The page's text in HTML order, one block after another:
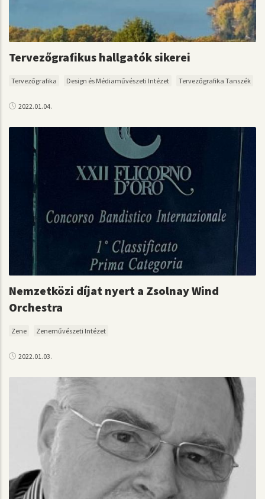
Tervezőgrafikus hallgatók sikerei
Tervezőgrafika Design és Médiaművészeti Intézet Tervezőgrafika Tanszék
2022.01.04.
Nemzetközi díjat nyert a Zsolnay Wind
Orchestra
Zene Zeneművészeti Intézet
2022.01.03.